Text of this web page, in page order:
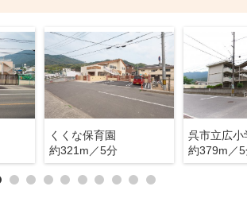
くくな保育園
約321m／5分
呉市立広小
約379m／